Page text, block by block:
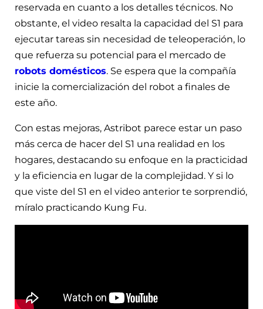
reservada en cuanto a los detalles técnicos. No
obstante, el video resalta la capacidad del S1 para
ejecutar tareas sin necesidad de teleoperación, lo
que refuerza su potencial para el mercado de
robots domésticos. Se espera que la compañía
inicie la comercialización del robot a finales de
este año.
Con estas mejoras, Astribot parece estar un paso
más cerca de hacer del S1 una realidad en los
hogares, destacando su enfoque en la practicidad
y la eficiencia en lugar de la complejidad. Y si lo
que viste del S1 en el video anterior te sorprendió,
míralo practicando Kung Fu.